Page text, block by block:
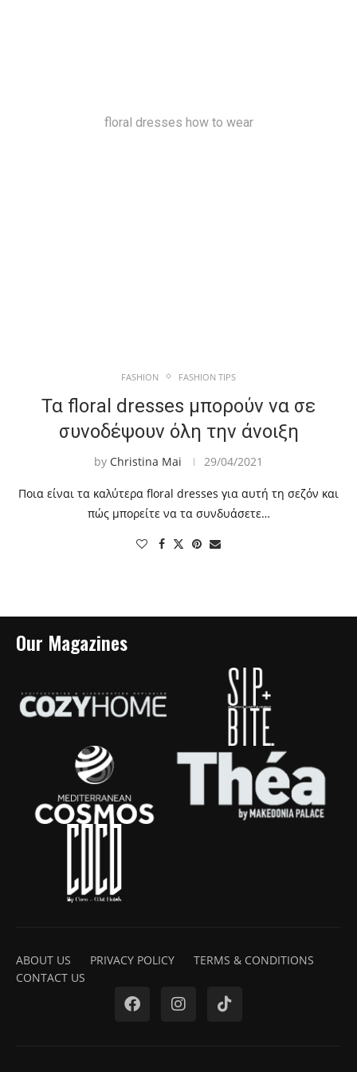
floral dresses how to wear
FASHION FASHION TIPS
Τα floral dresses μπορούν να σε
συνοδέψουν όλη την άνοιξη
by Christina Mai 29/04/2021
Ποια είναι τα καλύτερα floral dresses για αυτή τη σεζόν και
πώς μπορείτε να τα συνδυάσετε…
Our Magazines
ABOUT US PRIVACY POLICY
TERMS & CONDITIONS
CONTACT US